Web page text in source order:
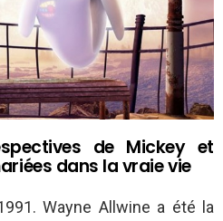
de Mickey et
dans la vraie vie
Wayne Allwine a été la